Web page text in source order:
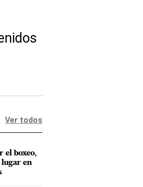
Ver todos
el boxeo,
lugar en